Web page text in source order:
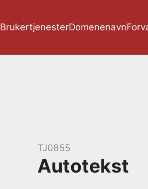
Bruker­tjenesterDomene­navn
TJ0855
Autotekst